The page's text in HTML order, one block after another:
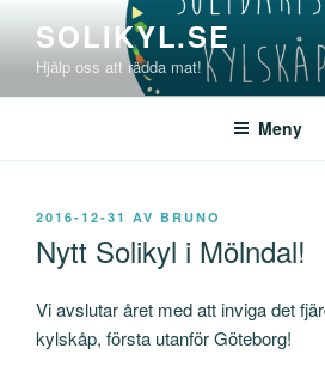
innehåll
SOLIKYL.SE
Hjälp oss att rädda mat!
Meny
PUBLICERAT
2016-12-31 AV BRUNO
Nytt Solikyl i Mölndal!
Vi avslutar året med att inviga det
kylskåp, första utanför Göteborg!